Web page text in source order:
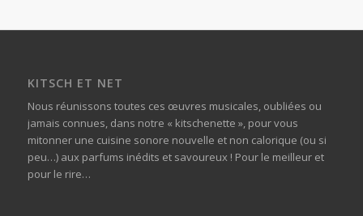
KITSCH ET NET
Nous réunissons toutes ces œuvres musicales, oubliées ou
jamais connues, dans notre « kitschenette », pour vous
mitonner une cuisine sonore nouvelle et non calorique (ou si
peu…) aux parfums inédits et savoureux ! Pour le meilleur et
pour le rire…